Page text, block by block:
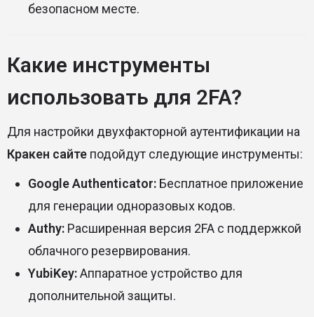
безопасном месте.
Какие инструменты
использовать для 2FA?
Для настройки двухфакторной аутентификации на
Кракен сайте подойдут следующие инструменты:
Google Authenticator: Бесплатное приложение
для генерации одноразовых кодов.
Authy: Расширенная версия 2FA с поддержкой
облачного резервирования.
YubiKey:Аппаратное устройство для
дополнительной защиты.